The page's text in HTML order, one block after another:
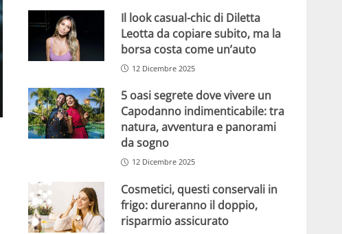
Il look casual-chic di Diletta
Leotta da copiare subito, ma la
borsa costa come un’auto
12 Dicembre 2025
5 oasi segrete dove vivere un
Capodanno indimenticabile: tra
natura, avventura e panorami
da sogno
12 Dicembre 2025
Cosmetici, questi conservali in
frigo: dureranno il doppio,
risparmio assicurato